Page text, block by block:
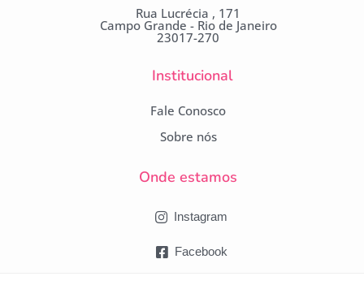
Rua Lucrécia , 171
Campo Grande - Rio de Janeiro
23017-270
Institucional
Fale Conosco
Sobre nós
Onde estamos
Instagram
Facebook